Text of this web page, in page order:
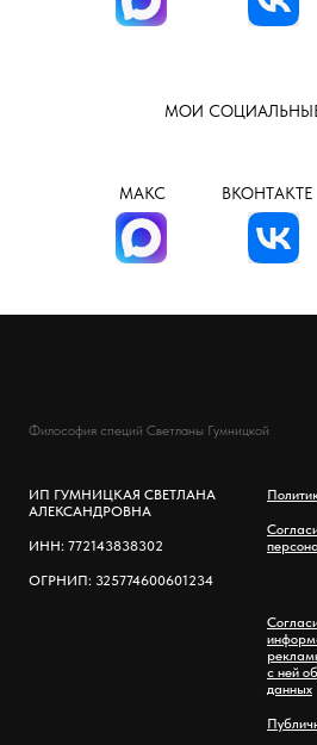
МОИ
МАКС ВКОНТАКТЕ
Философия специй Светланы Гумницкой
ИП ГУМНИЦКАЯ СВЕТЛАНА
АЛЕКСАНДРОВНА
ИНН: 772143838302
ОГРНИП: 325774600601234
с ней
данных